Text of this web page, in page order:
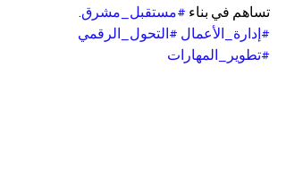
تساهم في بناء #مستقبل_مشرق
#إدارة_الأعمال #التحول_الرقمي
#تطوير_المهارات